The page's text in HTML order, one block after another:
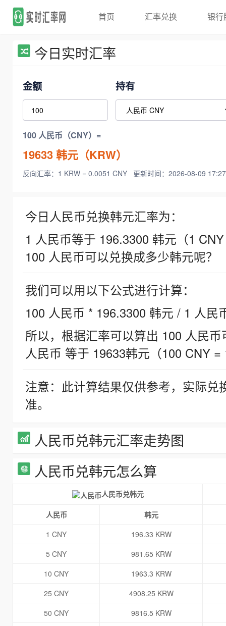
首页 汇率兑换 银行
今日实时汇率
金额 持有
100 人民币（CNY）=
19633韩元（KRW）
反向汇率：1 KRW = 0.0051 CNY 更新时间：2026-08-09
今日人民币兑换韩元汇率为：
1 人民币等于 196.3300 韩元（1
100 人民币可以兑换成多少韩元呢？
我们可以用以下公式进行计算：
100 人民币 * 196.3300 韩元 / 1 人民
所以，根据汇率可以算出 100 人民
人民币 等于 19633韩元（100 CNY =
注意：此计算结果仅供参考，实际
准。
人民币兑韩元汇率走势图
人民币兑韩元怎么算
人民币兑韩元
人民币
韩元
1 CNY
196.33 KRW
5 CNY
981.65 KRW
10 CNY
1963.3 KRW
25 CNY
4908.25 KRW
50 CNY
9816.5 KRW